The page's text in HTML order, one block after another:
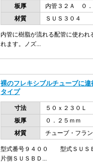
板厚
内管３２Ａ ０
材質
ＳＵＳ３０４
内管に樹脂が流れる配管に使わ
れます。ノズ...
裸のフレキシブルチューブに
タイプ
寸法
５０ｘ２３０Ｌ
板厚
０．２５ｍｍ
材質
チューブ・フラ
型式番号９４００ 型式ＳＵ
片側ＳＵＳＢＤ...